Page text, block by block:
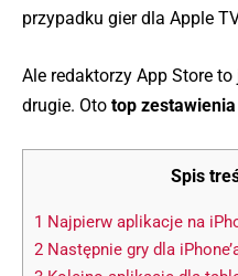
przypadku gier dla Apple
Ale redaktorzy App Store
drugie. Oto top
Spis
1 Najpierw aplikacje na
2 Następnie gry dla